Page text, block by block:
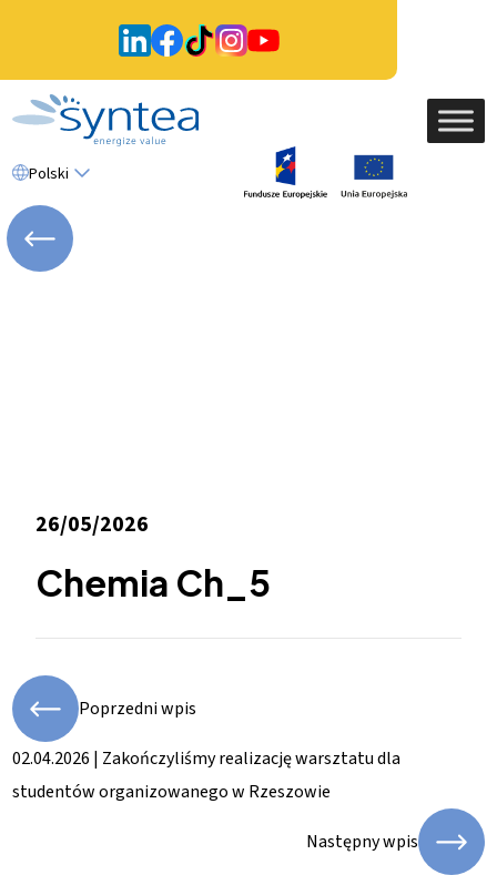
Polski
26/05/2026
Chemia Ch_5
Poprzedni wpis
02.04.2026 | Zakończyliśmy realizację warsztatu dla
studentów organizowanego w Rzeszowie
Następny wpis